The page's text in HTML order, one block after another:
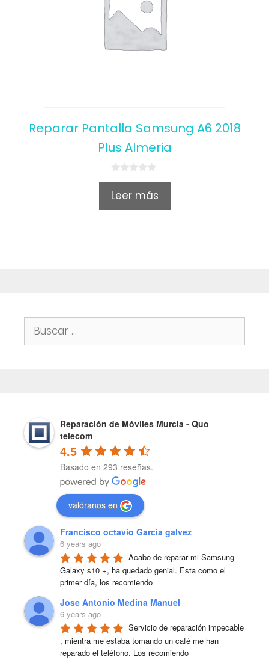
Reparar Pantalla Samsung A6 2018
Plus Almeria
0
u
Leer más
Buscar:
Reparación de Móviles Murcia - Quo
telecom
4.5
Basado en 293 reseñas.
valóranos en
Francisco octavio Garcia galvez
6 years ago
Acabo de reparar mi Samsung
Galaxy s10 +, ha quedado genial. Esta como el
primer día, los recomiendo
Jose Antonio Medina Manuel
6 years ago
Servicio de reparación impecable
, mientra me estaba tomando un café me han
reparado el teléfono. Los recomiendo